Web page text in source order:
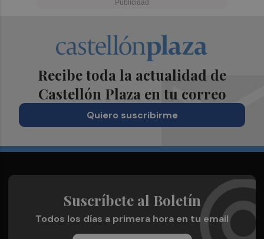
Recibe toda la actualidad de
Castellón Plaza en tu correo
Quiero suscribirme
Suscríbete al Boletín
Todos los días a primera hora en tu email